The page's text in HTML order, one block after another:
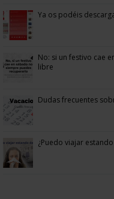
Ya os podéis
No: si un festivo cae
libre
Dudas frecuentes
¿Puedo viajar